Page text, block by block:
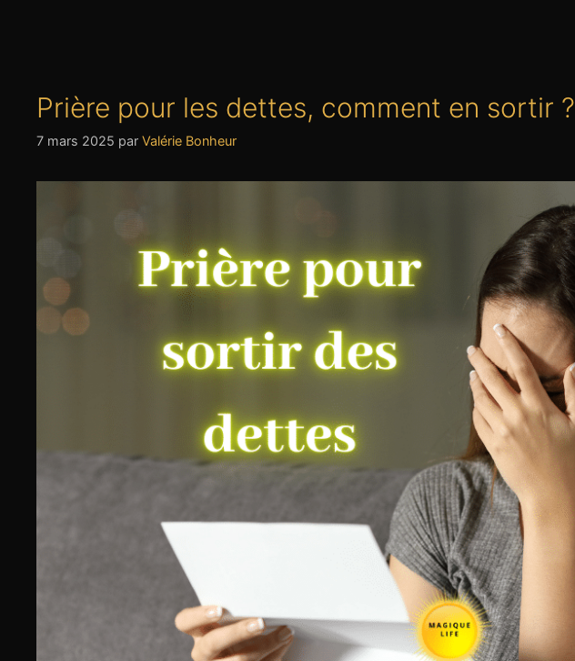
Prière pour les dettes, comment en sortir ?
7 mars 2025 par Valérie Bonheur